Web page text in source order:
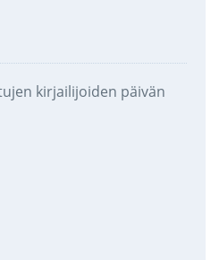
kirjailijoiden päivän